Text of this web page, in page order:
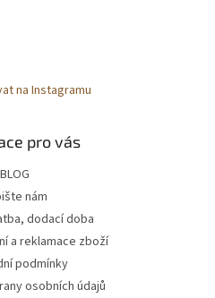
na Instagramu
pro vás
BLOG
nám
dodací doba
a reklamace zboží
podmínky
osobních údajů